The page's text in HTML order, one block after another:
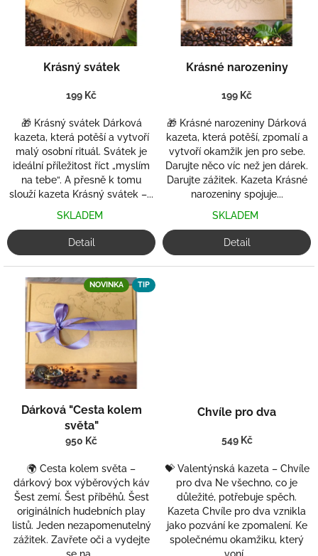
p
s
v
ý
Krásný svátek
199 Kč
🎁 Krásný svátek Dárková
kazeta, která potěší a vytvoří
malý osobní rituál. Svátek je
ideální příležitost říct „myslím
na tebe“. A přesně k tomu
slouží kazeta Krásný svátek –...
SKLADEM
Detail
Krásné narozeniny
199 Kč
🎁 Krásné narozeniny Dárková
kazeta, která potěší, zpomalí a
vytvoří okamžik jen pro sebe.
Darujte něco víc než jen dárek.
Darujte zážitek. Kazeta Krásné
narozeniny spojuje...
SKLADEM
Detail
NOVINKA TIP
Dárková "Cesta kolem
světa"
950 Kč
🌍 Cesta kolem světa –
dárkový box výběrových káv
Šest zemí. Šest příběhů. Šest
originálních hudebních play
listů. Jeden nezapomenutelný
zážitek. Zavřete oči a vydejte
Chvíle pro dva
549 Kč
💝 Valentýnská kazeta – Chvíle
pro dva Ne všechno, co je
důležité, potřebuje spěch.
Kazeta Chvíle pro dva vznikla
jako pozvání ke zpomalení. Ke
společnému okamžiku, který